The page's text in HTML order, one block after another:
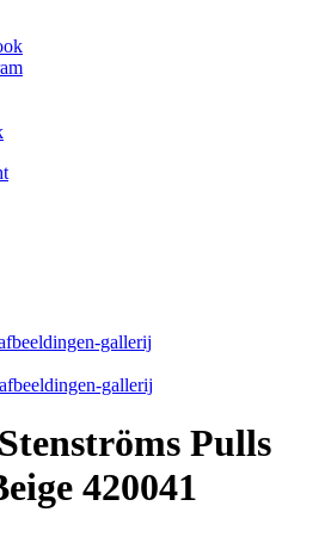
gallerij
gallerij
Stenströms Pulls
420041